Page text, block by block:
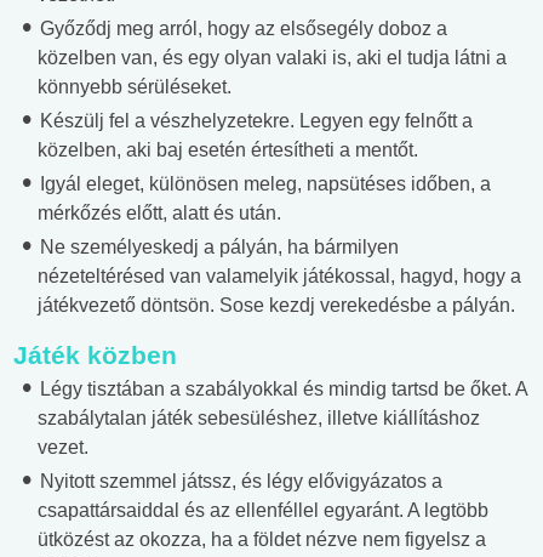
Győződj meg arról, hogy az elsősegély doboz a
közelben van, és egy olyan valaki is, aki el tudja látni a
könnyebb sérüléseket.
Készülj fel a vészhelyzetekre. Legyen egy felnőtt a
közelben, aki baj esetén értesítheti a mentőt.
Igyál eleget, különösen meleg, napsütéses időben, a
mérkőzés előtt, alatt és után.
Ne személyeskedj a pályán, ha bármilyen
nézeteltérésed van valamelyik játékossal, hagyd, hogy a
játékvezető döntsön. Sose kezdj verekedésbe a pályán.
Játék közben
Légy tisztában a szabályokkal és mindig tartsd be őket. A
szabálytalan játék sebesüléshez, illetve kiállításhoz
vezet.
Nyitott szemmel játssz, és légy elővigyázatos a
csapattársaiddal és az ellenféllel egyaránt. A legtöbb
ütközést az okozza, ha a földet nézve nem figyelsz a